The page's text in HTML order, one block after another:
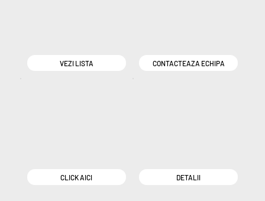
VEZI LISTA CONTACTEAZA ECHIPA
CLICK AICI DETALII